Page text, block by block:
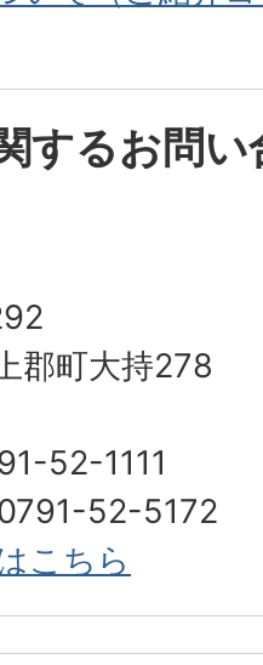
するお問い
郡町大持278
52-1111
52-5172
こちら